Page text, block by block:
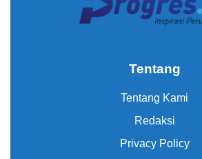
Tentang
Tentang Kami
Redaksi
Privacy Policy